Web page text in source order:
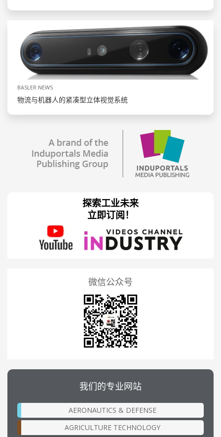
BASLER NEWS
物流与机器人的紧凑型立体视觉系统
探索工业未来
立即订阅！
微信公众号
我们的专业网站
AERONAUTICS & DEFENSE
AGRICULTURE TECHNOLOGY